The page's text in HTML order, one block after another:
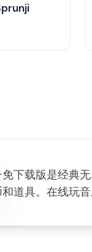
下载版是经典
道具。在线玩